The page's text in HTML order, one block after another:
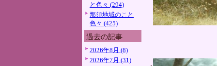
と色々 (294)
那須地域のこと
色々 (425)
過去の記事
2026年8月 (8)
2026年7月 (31)